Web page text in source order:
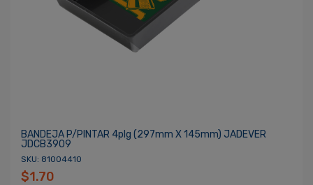
BANDEJA P/PINTAR 4plg (297mm X 145mm) JADEVER
JDCB3909
SKU: 81004410
$1.70